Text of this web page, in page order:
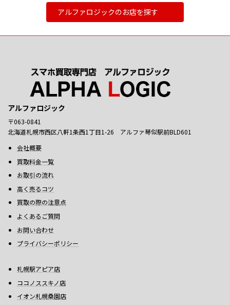
アルファロジックのお店を探す
アルファロジック
〒063-0841
北海道札幌市西区八軒1条西1丁目1-26 アルファ琴似駅前BLD601
会社概要
買取料金一覧
お取引の流れ
高く売るコツ
買取の際の注意点
よくあるご質問
お問い合わせ
プライバシーポリシー
札幌駅アピア店
ココノススキノ店
イオン札幌桑園店